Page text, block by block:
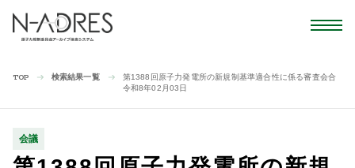
TOP 検索結果一覧
第1388回原子力発電所の新規制基準適合性に係る審査会合
令和8年02月03日
会議